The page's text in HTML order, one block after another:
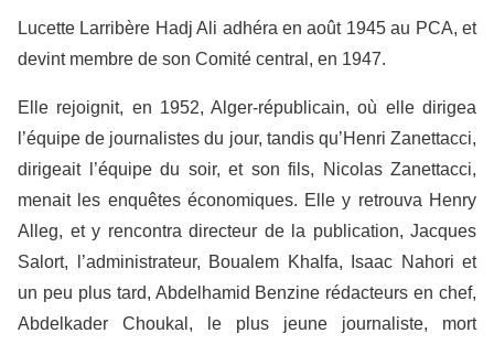
Lucette Larribère Hadj Ali adhéra en août 1945 au PCA, et
devint membre de son Comité central, en 1947.
Elle rejoignit, en 1952, Alger-républicain, où elle dirigea
l’équipe de journalistes du jour, tandis qu’Henri Zanettacci,
dirigeait l’équipe du soir, et son fils, Nicolas Zanettacci,
menait les enquêtes économiques. Elle y retrouva Henry
Alleg, et y rencontra directeur de la publication, Jacques
Salort, l’administrateur, Boualem Khalfa, Isaac Nahori et
un peu plus tard, Abdelhamid Benzine rédacteurs en chef,
Abdelkader Choukal, le plus jeune journaliste, mort